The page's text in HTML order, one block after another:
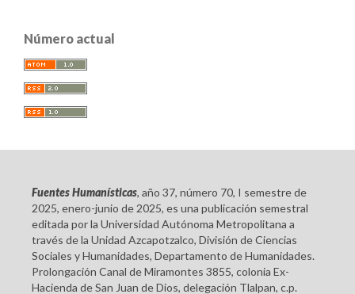
Número actual
Fuentes Humanísticas, año 37, número 70, I semestre de
2025, enero-junio de 2025, es una publicación semestral
editada por la Universidad Autónoma Metropolitana a
través de la Unidad Azcapotzalco, División de Ciencias
Sociales y Humanidades, Departamento de Humanidades.
Prolongación Canal de Miramontes 3855, colonia Ex-
Hacienda de San Juan de Dios, delegación Tlalpan, c.p.